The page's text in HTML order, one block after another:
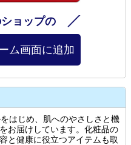
ョップの
ム画面に追加
はじめ、肌へのやさしさと機
お届けしています。化粧品の
と健康に役立つアイテムも取